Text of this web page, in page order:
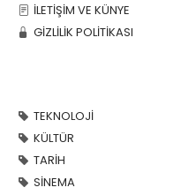
İLETİŞİM VE KÜNYE
GİZLİLİK POLİTİKASI
TEKNOLOJİ
KÜLTÜR
TARİH
SİNEMA